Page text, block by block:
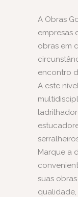
A Obras
empresas
obras em
encontro
A este
Marque a
suas
qualidade,